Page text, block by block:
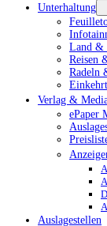
Unterhaltung
Land &
Reisen
Radeln
Verlag &
ePaper
Auslagestellen